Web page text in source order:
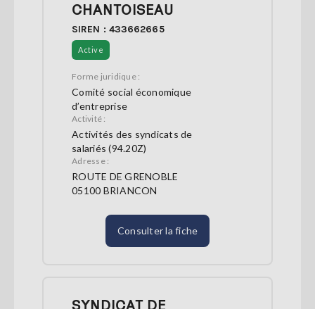
CHANTOISEAU
SIREN : 433662665
Active
Forme juridique :
Comité social économique
d’entreprise
Activité :
Activités des syndicats de
salariés (94.20Z)
Adresse :
ROUTE DE GRENOBLE
05100 BRIANCON
Consulter la fiche
SYNDICAT DE